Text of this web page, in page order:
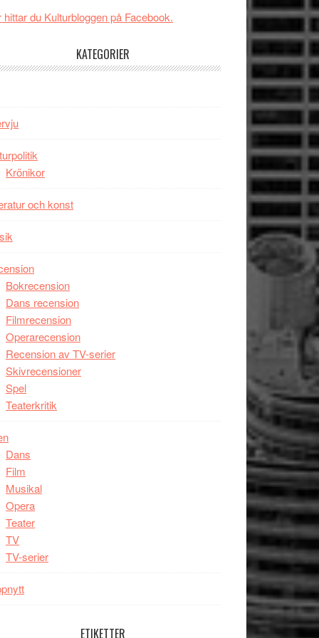
människans
imponerande
skådespelare
hittar du Kulturbloggen på Facebook.
KATEGORIER
Krönikor
och konst
Bokrecension
Dans recension
Filmrecension
Operarecension
Recension av TV-serier
Skivrecensioner
Spel
Teaterkritik
Dans
Film
Musikal
Opera
Teater
TV
TV-serier
ETIKETTER